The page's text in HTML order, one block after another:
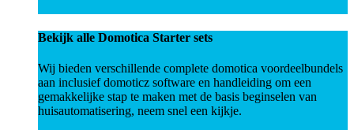
Bekijk alle Domotica Starter sets
Wij bieden verschillende complete domotica voordeelbundels
aan inclusief domoticz software en handleiding om een
gemakkelijke stap te maken met de basis beginselen van
huisautomatisering, neem snel een kijkje.